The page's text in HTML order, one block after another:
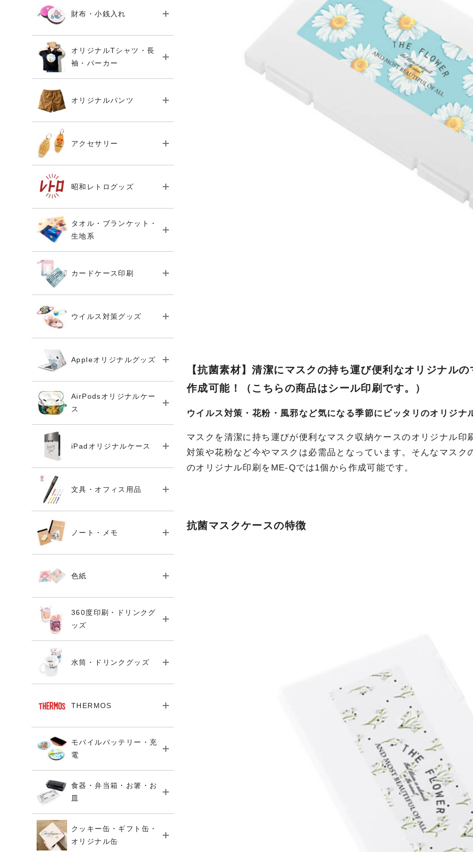
【抗菌素材】清潔にマスクの持ち運び便利なオリジナル
作成可能！（こちらの商品はシール印刷です。）
ウイルス対策・花粉・風邪など気になる季節にピッタリのオリジナ
マスクを清潔に持ち運びが便利なマスク収納ケースのオリジナル印
対策や花粉など今やマスクは必需品となっています。そんなマスク
のオリジナル印刷をME-Qでは1個から作成可能です。
抗菌マスクケースの特徴
財布・小銭入れ
オリジナルTシャツ・長
袖・パーカー
オリジナルパンツ
アクセサリー
昭和レトログッズ
タオル・ブランケット・
生地系
カードケース印刷
ウイルス対策グッズ
Appleオリジナルグッズ
AirPodsオリジナルケー
ス
iPadオリジナルケース
文具・オフィス用品
ノート・メモ
色紙
360度印刷・ドリンクグ
ッズ
水筒・ドリンクグッズ
THERMOS
モバイルバッテリー・充
電
食器・弁当箱・お箸・お
皿
クッキー缶・ギフト缶・
オリジナル缶